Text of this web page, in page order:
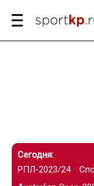
Сегодня:
РПЛ-2023/24